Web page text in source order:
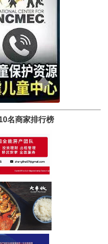
名商家排行榜